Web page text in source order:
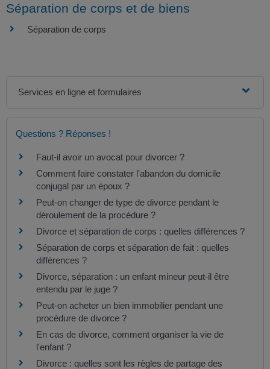
Séparation de corps et de biens
Séparation de corps
Services en ligne et formulaires
Questions ? Réponses !
Faut-il avoir un avocat pour divorcer ?
Comment faire constater l'abandon du domicile
conjugal par un époux ?
Peut-on changer de type de divorce pendant le
déroulement de la procédure ?
Divorce et séparation de corps : quelles différences ?
Séparation de corps et séparation de fait : quelles
différences ?
Divorce, séparation : un enfant mineur peut-il être
entendu par le juge ?
Peut-on acheter un bien immobilier pendant une
procédure de divorce ?
En cas de divorce, comment organiser la vie de
l'enfant ?
Divorce : quelles sont les règles de partage des